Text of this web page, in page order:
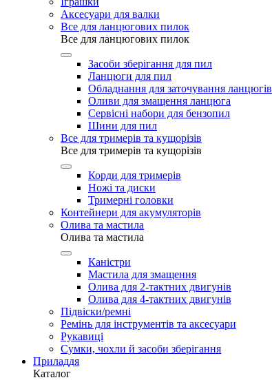
Аксесуари для валки
Все для ланцюгових пилок
Все для ланцюгових пилок
Засоби зберігання для пил
Ланцюги для пил
Обладнання для заточування ланцюгів
Оливи для змащення ланцюга
Сервісні набори для бензопил
Шини для пил
Все для тримерів та кущорізів
Все для тримерів та кущорізів
Корди для тримерів
Ножі та диски
Тримерні головки
Контейнери для акумуляторів
Олива та мастила
Олива та мастила
Каністри
Мастила для змащення
Олива для 2-тактних двигунів
Олива для 4-тактних двигунів
Підвіски/ремні
Ремінь для інструментів та аксесуари
Рукавиці
Сумки, чохли й засоби зберігання
Приладдя
Каталог